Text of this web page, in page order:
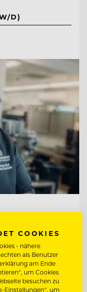
D)
COOKIES
- nähere
als Benutzer
am Ende
um Cookies
besuchen zu
Einstellungen“, um